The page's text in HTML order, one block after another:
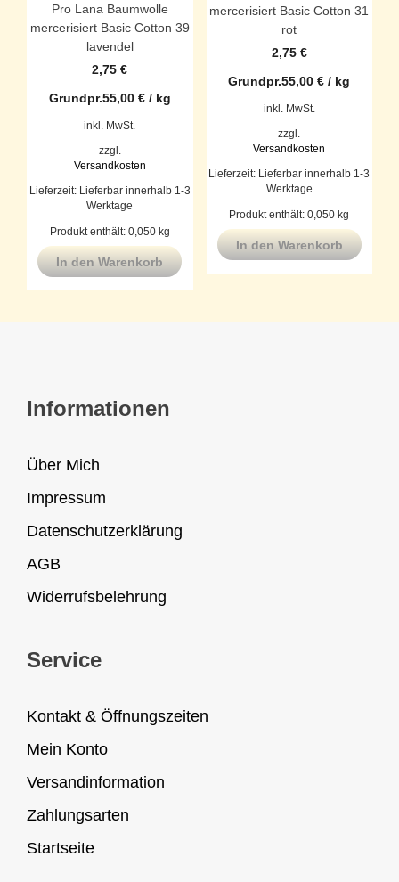
Pro Lana Baumwolle
mercerisiert Basic Cotton 39
lavendel
2,75€
Grundpr.55,00 €/ kg
inkl. MwSt.
zzgl.
Versandkosten
Lieferzeit:
Lieferbar innerhalb 1-3
Werktage
Produkt enthält: 0,050 kg
In den Warenkorb
mercerisiert Basic Cotton 31
rot
2,75 €
Grundpr.55,00€ / kg
inkl. MwSt.
zzgl.
Versandkosten
Lieferzeit:
Lieferbar innerhalb 1-3
Werktage
Produkt enthält: 0,050kg
In den Warenkorb
Informationen
Über Mich
Impressum
Datenschutzerklärung
AGB
Widerrufsbelehrung
Service
Kontakt & Öffnungszeiten
Mein Konto
Versandinformation
Zahlungsarten
Startseite